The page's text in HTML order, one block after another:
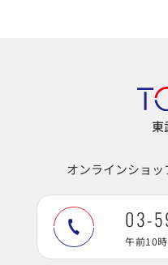
東
オンラインショ
03-
午前10